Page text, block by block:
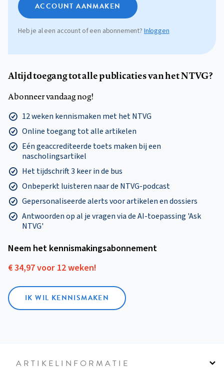
ACCOUNT AANMAKEN
Heb je al een account of een abonnement? Inloggen
Altijd toegang tot alle publicaties van het NTVG?
Abonneer vandaag nog!
12 weken kennismaken met het NTVG
Online toegang tot alle artikelen
Eén geaccrediteerde toets maken bij een
nascholingsartikel
Het tijdschrift 3 keer in de bus
Onbeperkt luisteren naar de NTVG-podcast
Gepersonaliseerde alerts voor artikelen en dossiers
Antwoorden op al je vragen via de AI-toepassing 'Ask
NTVG'
Neem het kennismakings­abonnement
€ 34,97 voor 12 weken!
IK WIL KENNISMAKEN
ARTIKELINFORMATIE